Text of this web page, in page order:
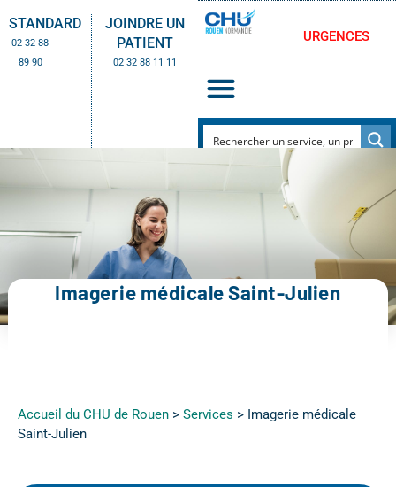
STANDARD
02 32 88
89 90
JOINDRE UN
PATIENT
02 32 88 11 11
URGENCES
Imagerie médicale Saint-Julien
Accueil du CHU de Rouen > Services > Imagerie médicale
Saint-Julien